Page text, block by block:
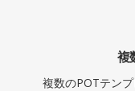
複
複数のPOTテン